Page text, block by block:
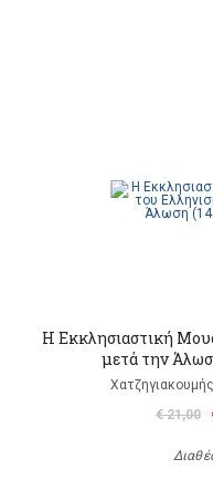
Η Εκκλησιαστική
μετά την
€ 21,00